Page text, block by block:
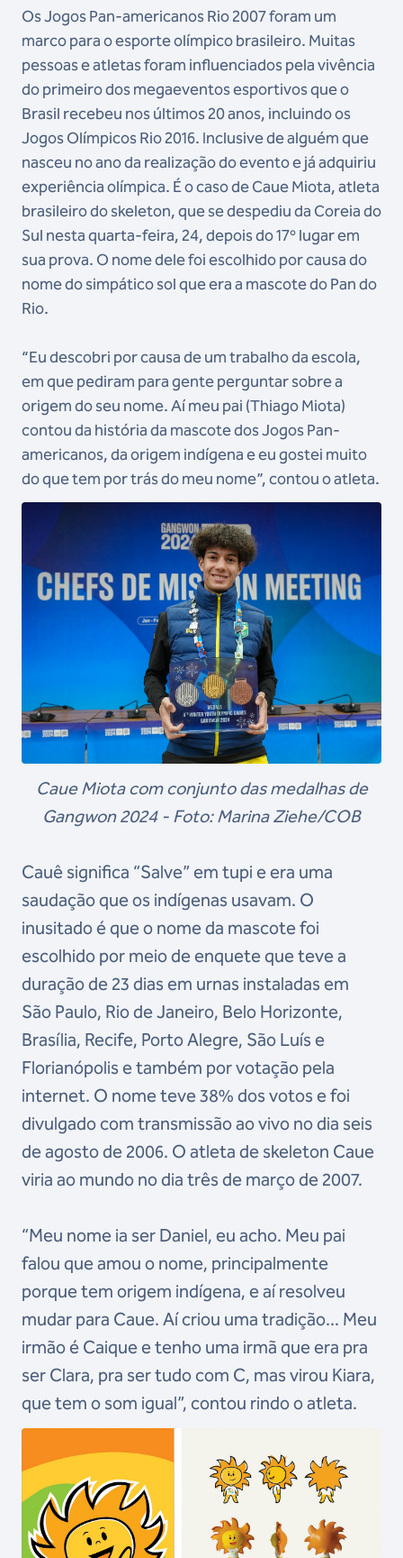
Os Jogos Pan-americanos Rio 2007 foram um
marco para o esporte olímpico brasileiro. Muitas
pessoas e atletas foram influenciados pela vivência
do primeiro dos megaeventos esportivos que o
Brasil recebeu nos últimos 20 anos, incluindo os
Jogos Olímpicos Rio 2016. Inclusive de alguém que
nasceu no ano da realização do evento e já adquiriu
experiência olímpica. É o caso de Caue Miota, atleta
brasileiro do skeleton, que se despediu da Coreia do
Sul nesta quarta-feira, 24, depois do 17º lugar em
sua prova. O nome dele foi escolhido por causa do
nome do simpático sol que era a mascote do Pan do
Rio.
“Eu descobri por causa de um trabalho da escola,
em que pediram para gente perguntar sobre a
origem do seu nome. Aí meu pai (Thiago Miota)
contou da história da mascote dos Jogos Pan-
americanos, da origem indígena e eu gostei muito
do que tem por trás do meu nome”, contou o atleta.
Caue Miota com conjunto das medalhas de
Gangwon 2024 - Foto: Marina Ziehe/COB
Cauê significa “Salve” em tupi e era uma
saudação que os indígenas usavam. O
inusitado é que o nome da mascote foi
escolhido por meio de enquete que teve a
duração de 23 dias em urnas instaladas em
São Paulo, Rio de Janeiro, Belo Horizonte,
Brasília, Recife, Porto Alegre, São Luís e
Florianópolis e também por votação pela
internet. O nome teve 38% dos votos e foi
divulgado com transmissão ao vivo no dia seis
de agosto de 2006. O atleta de skeleton Caue
viria ao mundo no dia três de março de 2007.
“Meu nome ia ser Daniel, eu acho. Meu pai
falou que amou o nome, principalmente
porque tem origem indígena, e aí resolveu
mudar para Caue. Aí criou uma tradição... Meu
irmão é Caique e tenho uma irmã que era pra
ser Clara, pra ser tudo com C, mas virou Kiara,
que tem o som igual”, contou rindo o atleta.